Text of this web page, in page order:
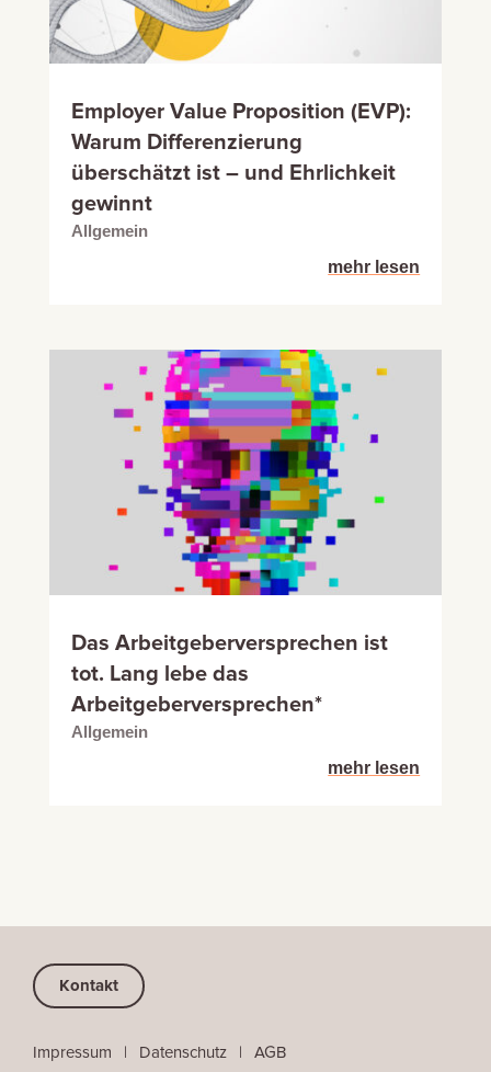
Employer Value Proposition (EVP):
Warum Differenzierung
überschätzt ist – und Ehrlichkeit
gewinnt
Allgemein
mehr lesen
Das Arbeitgeberversprechen ist
tot. Lang lebe das
Arbeitgeberversprechen*
Allgemein
mehr lesen
Kontakt
Impressum | Datenschutz ⠀| AGB